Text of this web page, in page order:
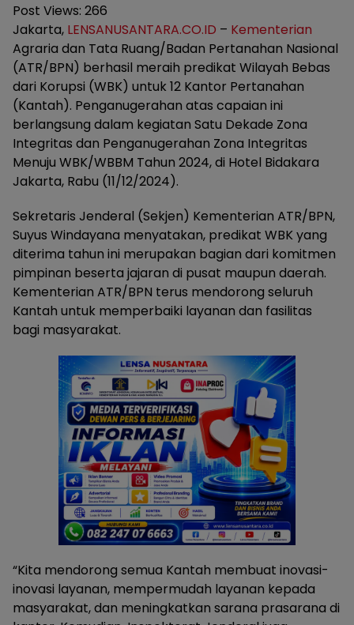
Post Views: 266
Jakarta, LENSANUSANTARA.CO.ID – Kementerian
Agraria dan Tata Ruang/Badan Pertanahan Nasional
(ATR/BPN) berhasil meraih predikat Wilayah Bebas
dari Korupsi (WBK) untuk 12 Kantor Pertanahan
(Kantah). Penganugerahan atas capaian ini
berlangsung dalam kegiatan Satu Dekade Zona
Integritas dan Penganugerahan Zona Integritas
Menuju WBK/WBBM Tahun 2024, di Hotel Bidakara
Jakarta, Rabu (11/12/2024).
Sekretaris Jenderal (Sekjen) Kementerian ATR/BPN,
Suyus Windayana menyatakan, predikat WBK yang
diterima tahun ini merupakan bagian dari komitmen
pimpinan beserta jajaran di pusat maupun daerah.
Kementerian ATR/BPN terus mendorong seluruh
Kantah untuk memperbaiki layanan dan fasilitas
bagi masyarakat.
“Kita mendorong semua Kantah membuat inovasi-
inovasi layanan, mempermudah layanan kepada
masyarakat, dan meningkatkan sarana prasarana di